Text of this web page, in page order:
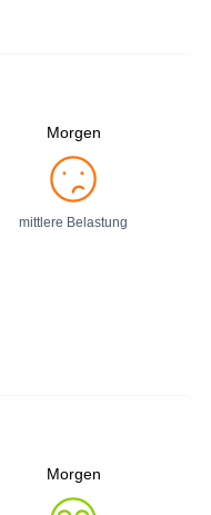
Morgen
mittlere Belastung
Morgen